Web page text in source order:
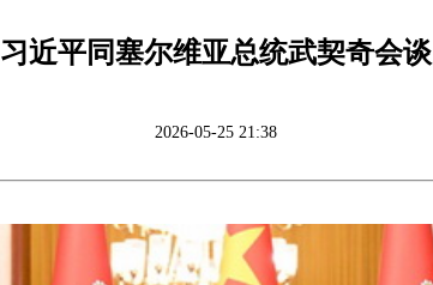
习近平同塞尔维亚总统武契奇会谈
2026-05-25 21:38